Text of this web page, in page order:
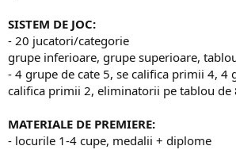
SISTEM DE JOC:
- 20 jucatori/categorie
grupe inferioare, grupe superioare,
- 4 grupe de cate 5, se califica primii 4, 4
califica primii 2, eliminatorii pe tablou de
MATERIALE DE PREMIERE:
- locurile 1-4 cupe, medalii + diplome